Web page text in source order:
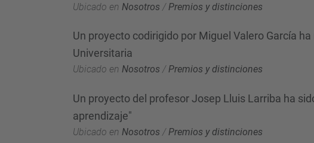
Ubicado en Nosotros / Premios y distinciones
Un proyecto codirigido por Miguel Valero García
Universitaria
Ubicado en Nosotros /Premios y distinciones
Un proyecto del profesor Josep Lluis Larriba ha
aprendizaje"
Ubicado en Nosotros / Premios y distinciones